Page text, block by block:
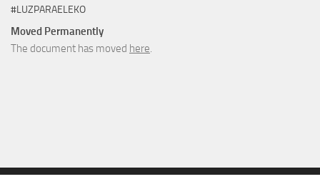
#LUZPARAELEKO
Moved Permanently
The document has moved here.